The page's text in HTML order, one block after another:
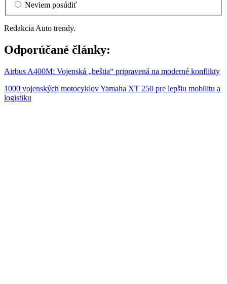
Neviem posúdiť
Redakcia Auto trendy.
Odporúčané články:
Airbus A400M: Vojenská „beštia“ pripravená na moderné konflikty
1000 vojenských motocyklov Yamaha XT 250 pre lepšiu mobilitu a
logistiku